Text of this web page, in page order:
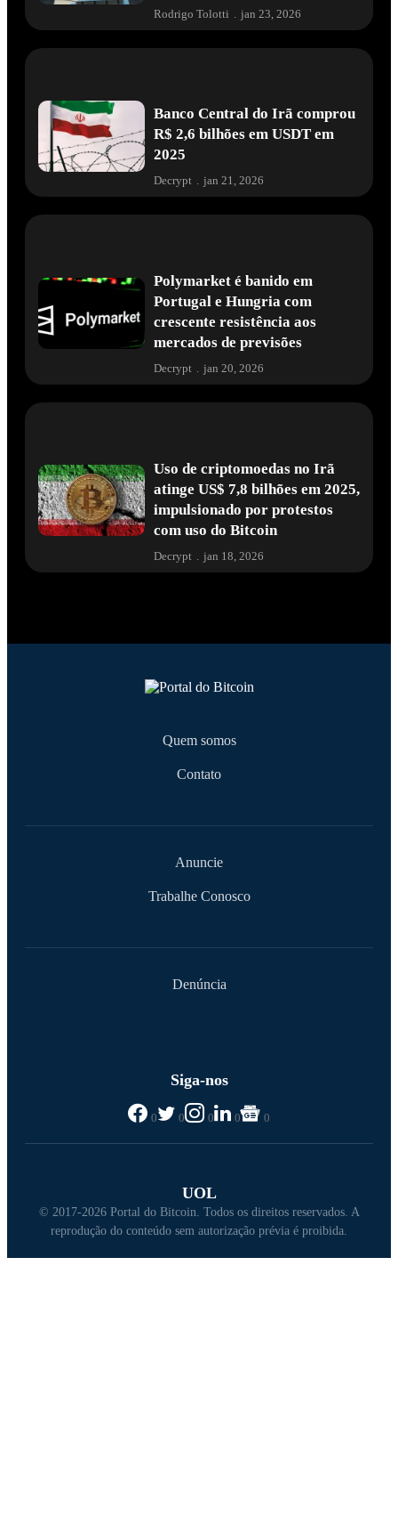
Rodrigo Tolotti jan 23, 2026
Banco Central do Irã comprou
R$ 2,6 bilhões em USDT em
2025
Decrypt . jan 21, 2026
Polymarket é banido em
Portugal e Hungria com
crescente resistência aos
mercados de previsões
Decrypt . jan 20, 2026
Uso de criptomoedas no Irã
atinge US$ 7,8 bilhões em 2025,
impulsionado por protestos
com uso do Bitcoin
Decrypt jan 18, 2026
Quem somos
Contato
Anuncie
Trabalhe Conosco
Denúncia
Siga-nos
0 0 0 0 0
UOL
© 2017-2026 Portal do Bitcoin. Todos os direitos reservados. A
reprodução do conteúdo sem autorização prévia é proibida.